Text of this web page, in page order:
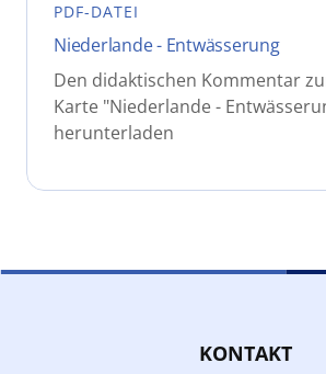
PDF-DATEI
Niederlande - Entwässerung
Den didaktischen Kommentar
Karte "Niederlande -
herunterladen
KONTAKT